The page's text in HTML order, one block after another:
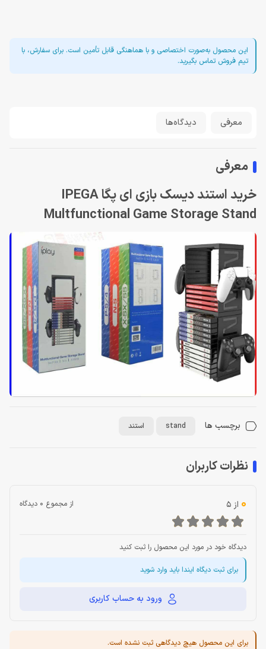
این محصول به‌صورت اختصاصی و با هماهنگی قابل تأمین است. برای سفارش، با
تیم فروش تماس بگیرید.
معرفی دیدگاه‌ها
معرفی
خرید استند دیسک بازی ای پگا IPEGA
Multfunctional Game Storage Stand
برچسب ها stand استند
نظرات کاربران
0 از 5 از مجموع 0 دیدگاه
دیدگاه خود در مورد این محصول را ثبت کنید
برای ثبت دیگاه ایندا باید وارد شوید
ورود به حساب کاربری
برای این محصول هیچ دیدگاهی ثبت نشده است.